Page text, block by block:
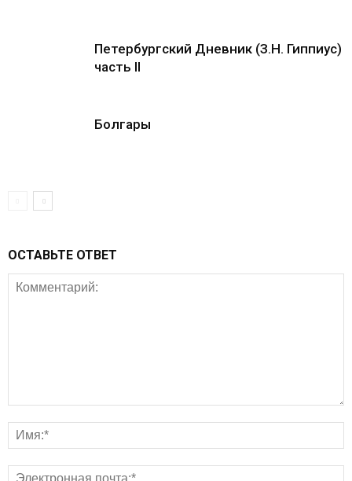
Петербургский Дневник (З.Н. Гиппиус)
часть II
Болгары
ОСТАВЬТЕ ОТВЕТ